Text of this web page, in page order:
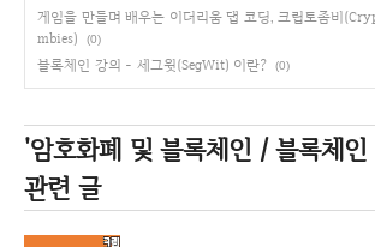
게임을 만들며 배우는 이더리움 댑 코딩, 크립토좀비
mbies)
(0)
블록체인 강의 - 세그윗(SegWit) 이란? (0)
'암호화폐 및 블록체인 / 블록체
관련 글